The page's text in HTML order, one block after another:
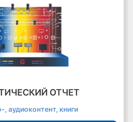
ОТЧЕТ
, аудиоконтент, книги